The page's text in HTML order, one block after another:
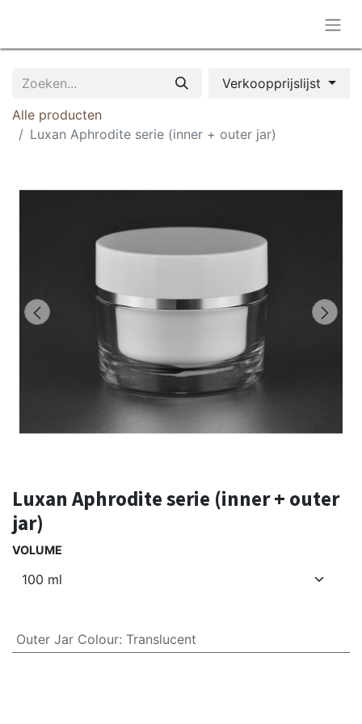
Verkoopprijslijst
Alle producten
Luxan Aphrodite serie (inner + outer jar)
Luxan Aphrodite serie (inner + outer
jar)
VOLUME
Outer Jar Colour: Translucent